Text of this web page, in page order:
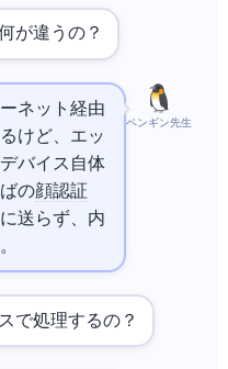
何が違うの？
ペンギン先生
ーネット経由
けど、エッ
デバイス自体
の顔認証
に送らず、iPhone内
で処理するの？